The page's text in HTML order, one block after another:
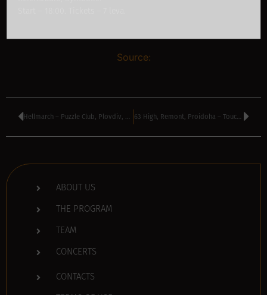
Source:
Hellmarch – Puzzle Club, Plovdiv, Bulgaria 63 High, Remont, Proidoha – Toucan Bluzz & Rock Bar, Sofia, Bulgaria
ABOUT US
THE PROGRAM
TEAM
CONCERTS
CONTACTS